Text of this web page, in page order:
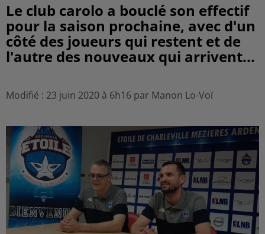
Le club carolo a bouclé son effectif
pour la saison prochaine, avec d'un
côté des joueurs qui restent et de
l'autre des nouveaux qui arrivent...
Modifié : 23 juin 2020 à 6h16 par Manon Lo-Voï